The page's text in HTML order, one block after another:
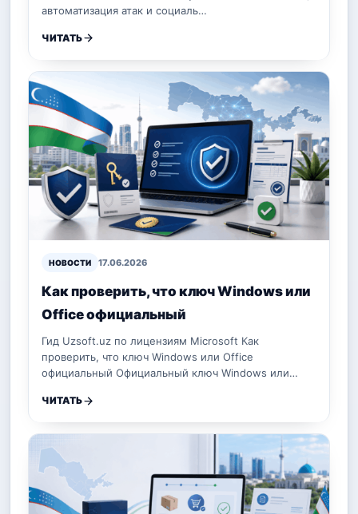
автоматизация атак и социаль…
ЧИТАТЬ
НОВОСТИ 17.06.2026
Как проверить, что ключ Windows или
Office официальный
Гид Uzsoft.uz по лицензиям Microsoft Как
проверить, что ключ Windows или Office
официальный Официальный ключ Windows или…
ЧИТАТЬ